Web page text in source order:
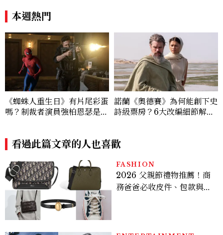
u髮箍未開賣先爆紅！
本週熱門
《蜘蛛人重生日》有片尾彩蛋
嗎？制裁者演員強柏恩瑟是
諾蘭《奧德賽》為何能創下史
詩級票房？6大改編細節解
德修斯
看過此篇文章的人也喜歡
FASHION
2026 父親節禮物推薦！商
務爸爸必收皮件、包款與鞋